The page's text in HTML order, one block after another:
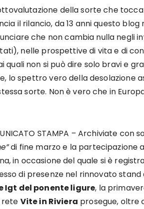
della sorte che
il rilancio, da 13 anni questo
che non cambia nulla negli
nelle prospettive di vita e di
non si può dire solo bravi e
lo spettro vero della desolazione
sorte. Non è vero che in
STAMPA – Archiviate con
di fine marzo e la partecipazione
in occasione del quale si è
di presenze nel rinnovato
Igt del ponente ligure, la
rete Vite in Riviera prosegue, oltre